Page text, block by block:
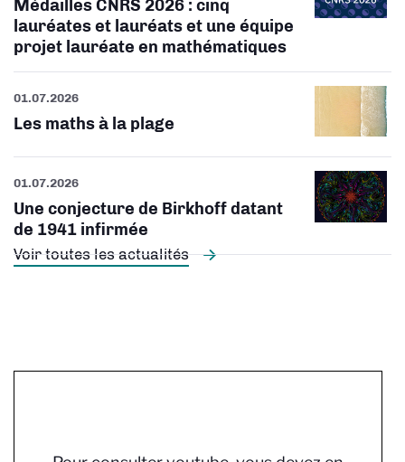
Voir toutes les actualités
Médailles CNRS 2026 : cinq
lauréates et lauréats et une équipe
projet lauréate en mathématiques
01.07.2026
Les maths à la plage
01.07.2026
Une conjecture de Birkhoff datant
de 1941 infirmée